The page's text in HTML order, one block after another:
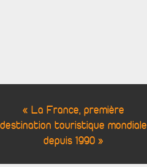
« La France, première
destination touristique mondiale
depuis 1990 »